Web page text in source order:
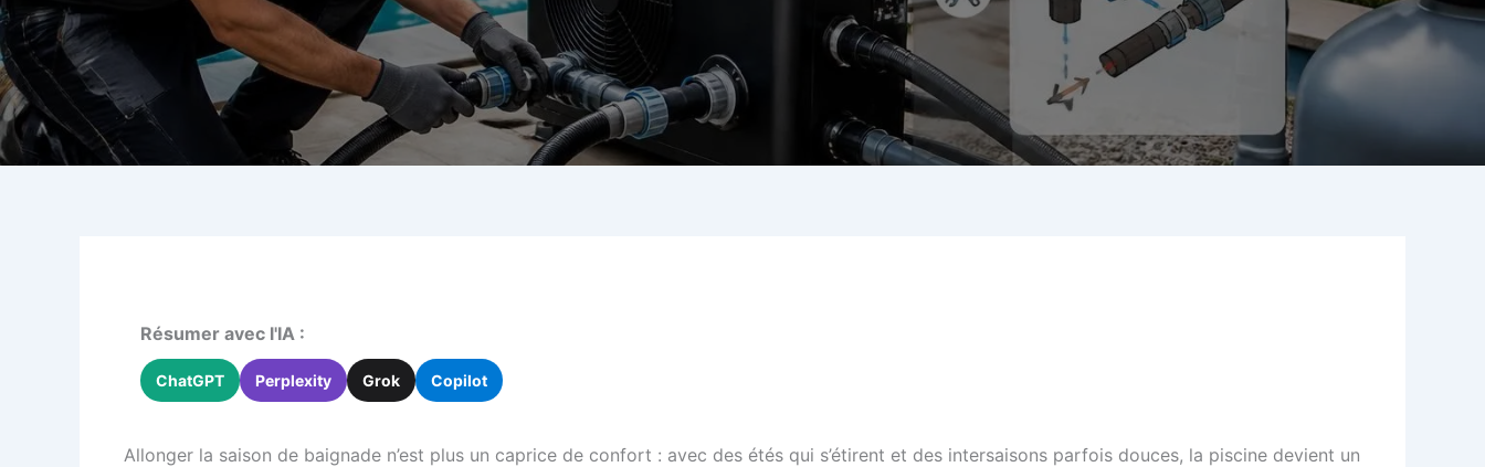
Résumer avec l'IA :
ChatGPT Perplexity Grok Copilot
Allonger la saison de baignade n’est plus un caprice de confort : avec des étés qui s’étirent et des intersaisons parfois douces, la piscine devient un